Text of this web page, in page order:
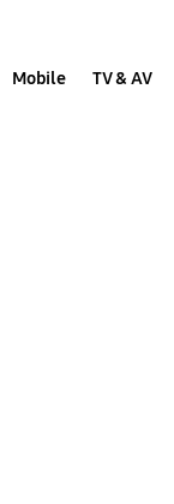
Mobile TV & AV